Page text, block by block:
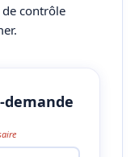
contrôle